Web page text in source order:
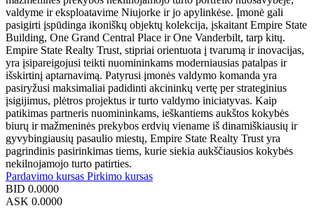
valdyme ir eksploatavime Niujorke ir jo apylinkėse. Įmonė gali
pasigirti įspūdinga ikoniškų objektų kolekcija, įskaitant Empire State
Building, One Grand Central Place ir One Vanderbilt, tarp kitų.
Empire State Realty Trust, stipriai orientuota į tvarumą ir inovacijas,
yra įsipareigojusi teikti nuomininkams moderniausias patalpas ir
išskirtinį aptarnavimą. Patyrusi įmonės valdymo komanda yra
pasiryžusi maksimaliai padidinti akcininkų vertę per strateginius
įsigijimus, plėtros projektus ir turto valdymo iniciatyvas. Kaip
patikimas partneris nuomininkams, ieškantiems aukštos kokybės
biurų ir mažmeninės prekybos erdvių viename iš dinamiškiausių ir
gyvybingiausių pasaulio miestų, Empire State Realty Trust yra
pagrindinis pasirinkimas tiems, kurie siekia aukščiausios kokybės
nekilnojamojo turto patirties.
Pardavimo kursas Pirkimo kursas
BID 0.0000
ASK 0.0000